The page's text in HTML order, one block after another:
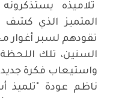
تلاميذه
المتميز الذي كشف
تقودهم لسبر أغوار
السنين، تلك
واستيعاب فكرة
ناظم عودة "تلميذ